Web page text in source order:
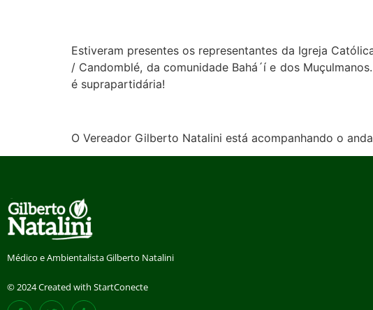
Estiveram presentes os representantes da Igreja
/ Candomblé, da comunidade Bahá´í e dos
é suprapartidária!
O Vereador Gilberto Natalini está acompanhando o
Médico e Ambientalista Gilberto Natalini
© 2024 Created with StartConecte